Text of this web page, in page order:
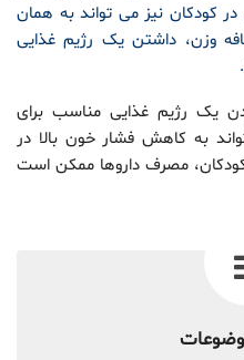
کودکان نیز می تواند به همان
وزن، داشتن یک رژیم غذایی
یک رژیم غذایی مناسب برای
به کاهش فشار خون بالا در
مصرف داروها ممکن است